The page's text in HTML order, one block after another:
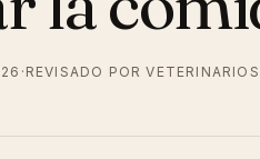
· REVISADO POR VETERINARIOS